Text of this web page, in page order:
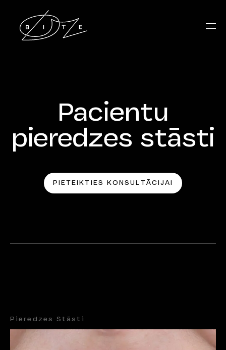
Pacientu
pieredzes stāsti
PIETEIKTIES KONSULTĀCIJAI
Pieredzes Stāsti